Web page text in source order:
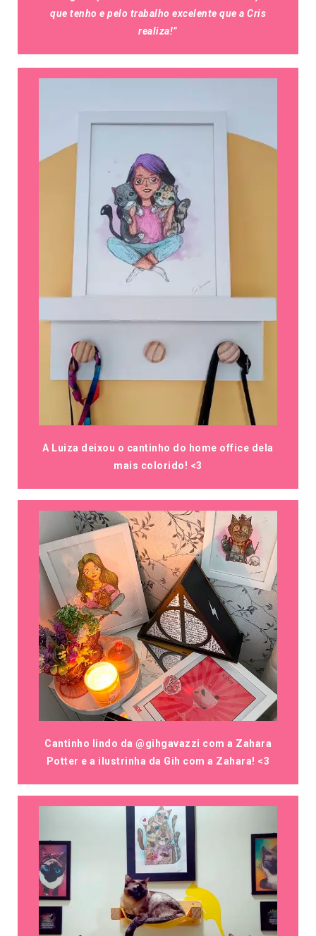
que tenho e pelo trabalho excelente que a Cris
realiza!”
A Luiza deixou o cantinho do home office dela
mais colorido! <3
Cantinho lindo da @gihgavazzi com a Zahara
Potter e a ilustrinha da Gih com a Zahara! <3